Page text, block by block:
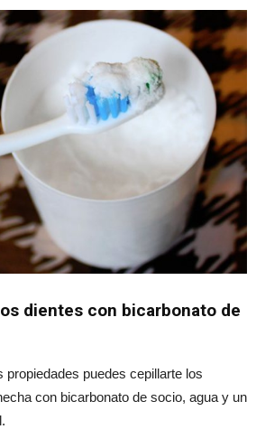
dientes con bicarbonato de
propiedades puedes cepillarte los
con bicarbonato de socio, agua y un